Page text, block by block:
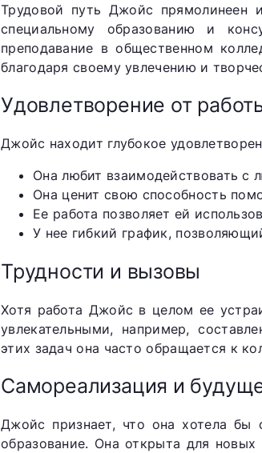
Трудовой путь Джойс прямолинеен
специальному образованию и
преподавание в общественном
благодаря своему увлечению и
Удовлетворение от
Джойс находит глубокое
Она любит взаимодействовать с
Она ценит свою способность
Ее работа позволяет ей
У нее гибкий график,
Трудности и вызовы
Хотя работа Джойс в целом ее
увлекательными, например,
этих задач она часто обращается к
Самореализация и
Джойс признает, что она хотела бы
образование. Она открыта для